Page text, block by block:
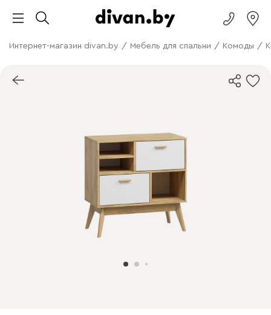
Интернет-магазин divan.by / Мебель для спальни / Комоды /